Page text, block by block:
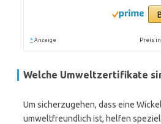
* Anzeige Preis
Welche Umweltzertifikate
Um sicherzugehen, dass eine
umweltfreundlich ist, helfen